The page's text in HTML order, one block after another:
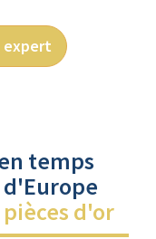
expert
temps
d'or